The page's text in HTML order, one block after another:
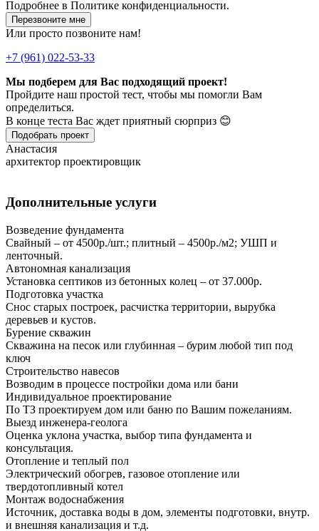
Подробнее в Политике конфиденциальности.
Перезвоните мне
Или просто позвоните нам!
+7 (961) 022-53-33
Мы подберем для Вас подходящий проект!
Пройдите наш простой тест, чтобы мы помогли Вам
определиться.
В конце теста Вас ждет приятный сюрприз 😊
Подобрать проект
Анастасия
архитектор проектировщик
Дополнительные услуги
Возведение фундамента
Свайный – от 4500р./шт.; плитный – 4500р./м2; УШП и
ленточный.
Автономная канализация
Установка септиков из бетонных колец – от 37.000р.
Подготовка участка
Снос старых построек, расчистка территории, вырубка
деревьев и кустов.
Бурение скважин
Скважина на песок или глубинная – бурим любой тип под
ключ
Строительство навесов
Возводим в процессе постройки дома или бани
Индивидуальное проектирование
По ТЗ проектируем дом или баню по Вашим пожеланиям.
Выезд инженера-геолога
Оценка уклона участка, выбор типа фундамента и
консультация.
Отопление и теплый пол
Электрический обогрев, газовое отопление или
твердотопливный котел
Монтаж водоснабжения
Источник, доставка воды в дом, элементы подготовки, внутр.
и внешняя канализация и т.д.